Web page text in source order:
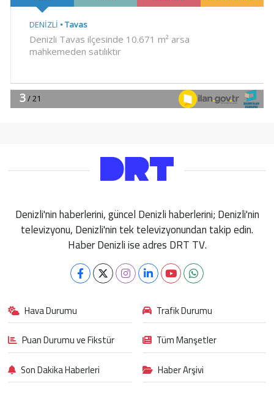
Denizli'nin haberlerini, güncel Denizli haberlerini; Denizli'nin
televizyonu, Denizli'nin tek televizyonundan takip edin.
Haber Denizli ise adres DRT TV.
Hava Durumu
Trafik Durumu
Puan Durumu ve Fikstür
Tüm Manşetler
Son Dakika Haberleri
Haber Arşivi